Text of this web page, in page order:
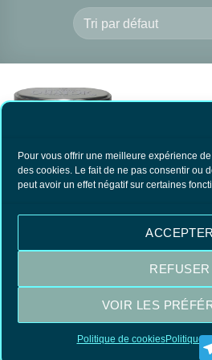
Pour vous offrir une meilleure expérience
des cookies. Le fait de ne pas consentir ou
peut avoir un effet négatif sur certaines
ACCEPTER
REFUSER
VOIR LES
Politique de cookiesPolitique
OUATOR Chrome,
23.90€ TTC
PANIER
Visa